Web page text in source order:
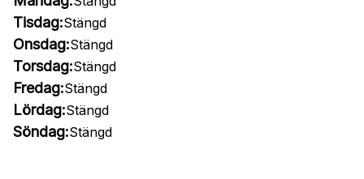
Tisdag:Stängd
Onsdag:Stängd
Torsdag:Stängd
Fredag:Stängd
Lördag:Stängd
Söndag:Stängd